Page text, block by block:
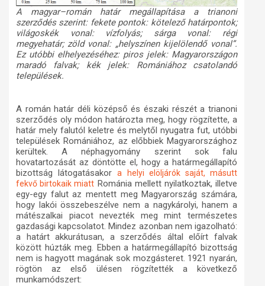
A magyar–román határ megállapítása a trianoni
szerződés szerint: fekete pontok: kötelező határpontok;
világoskék vonal: vízfolyás; sárga vonal: régi
megyehatár; zöld vonal: „helyszínen kijelölendő vonal”.
Ez utóbbi elhelyezéséhez: piros jelek: Magyarországon
maradó falvak; kék jelek: Romániához csatolandó
települések.
A román határ déli középső és északi részét a trianoni
szerződés oly módon határozta meg, hogy rögzítette, a
határ mely falutól keletre és melytől nyugatra fut, utóbbi
települések Romániához, az előbbiek Magyarországhoz
kerültek. A néphagyomány szerint sok falu
hovatartozását az döntötte el, hogy a határmegállapító
bizottság látogatásakor a helyi elöljárók saját, másutt
fekvő birtokaik miatt Románia mellett nyilatkoztak, illetve
egy-egy falut az mentett meg Magyarország számára,
hogy lakói összebeszélve nem a nagykárolyi, hanem a
mátészalkai piacot nevezték meg mint természetes
gazdasági kapcsolatot. Mindez azonban nem igazolható:
a határt akkurátusan, a szerződés által előírt falvak
között húzták meg. Ebben a határmegállapító bizottság
nem is hagyott magának sok mozgásteret. 1921 nyarán,
rögtön az első ülésen rögzítették a következő
munkamódszert: